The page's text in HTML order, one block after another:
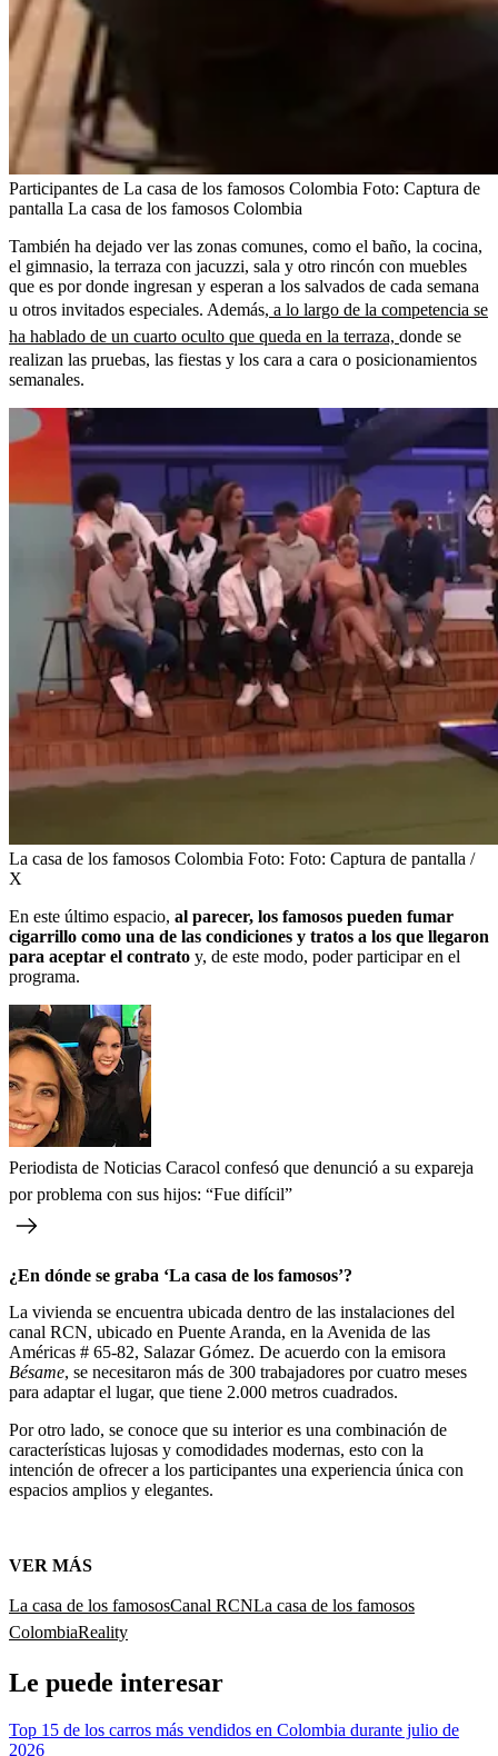
Participantes de La casa de los famosos Colombia Foto: Captura de
pantalla La casa de los famosos Colombia
También ha dejado ver las zonas comunes, como el baño, la cocina,
el gimnasio, la terraza con jacuzzi, sala y otro rincón con muebles
que es por donde ingresan y esperan a los salvados de cada semana
u otros invitados especiales. Además, a lo largo de la competencia se
ha hablado de un cuarto oculto que queda en la terraza, donde se
realizan las pruebas, las fiestas y los cara a cara o posicionamientos
semanales.
La casa de los famosos Colombia Foto: Foto: Captura de pantalla /
X
En este último espacio, al parecer, los famosos pueden fumar
cigarrillo como una de las condiciones y tratos a los que llegaron
para aceptar el contrato y, de este modo, poder participar en el
programa.
Periodista de Noticias Caracol confesó que denunció a su expareja
por problema con sus hijos: “Fue difícil”
¿En dónde se graba ‘La casa de los famosos’?
La vivienda se encuentra ubicada dentro de las instalaciones del
canal RCN, ubicado en Puente Aranda, en la Avenida de las
Américas # 65-82, Salazar Gómez. De acuerdo con la emisora
Bésame, se necesitaron más de 300 trabajadores por cuatro meses
para adaptar el lugar, que tiene 2.000 metros cuadrados.
Por otro lado, se conoce que su interior es una combinación de
características lujosas y comodidades modernas, esto con la
intención de ofrecer a los participantes una experiencia única con
espacios amplios y elegantes.
VER MÁS
La casa de los famososCanal RCNLa casa de los famosos
ColombiaReality
Le puede interesar
Top 15 de los carros más vendidos en Colombia durante julio de
2026